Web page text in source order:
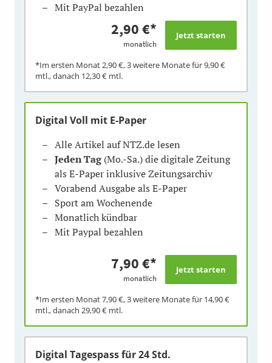
Mit PayPal bezahlen
2,90 €*
monatlich
*Im ersten Monat2,90 €, 3 weitere Monate für9,90 €
mtl., danach 12,30 € mtl.
Digital Voll mit E-Paper
Alle Artikel auf NTZ.de lesen
Jeden Tag(Mo.-Sa.) die digitale Zeitung
als E-Paper inklusive Zeitungsarchiv
Vorabend Ausgabe als E-Paper
Sport am Wochenende
Monatlich kündbar
Mit Paypal bezahlen
7,90 €*
monatlich
*Im ersten Monat7,90 €, 3 weitere Monate für 14,90 €
mtl., danach 29,90 € mtl.
Digital Tagespassfür 24 Std.